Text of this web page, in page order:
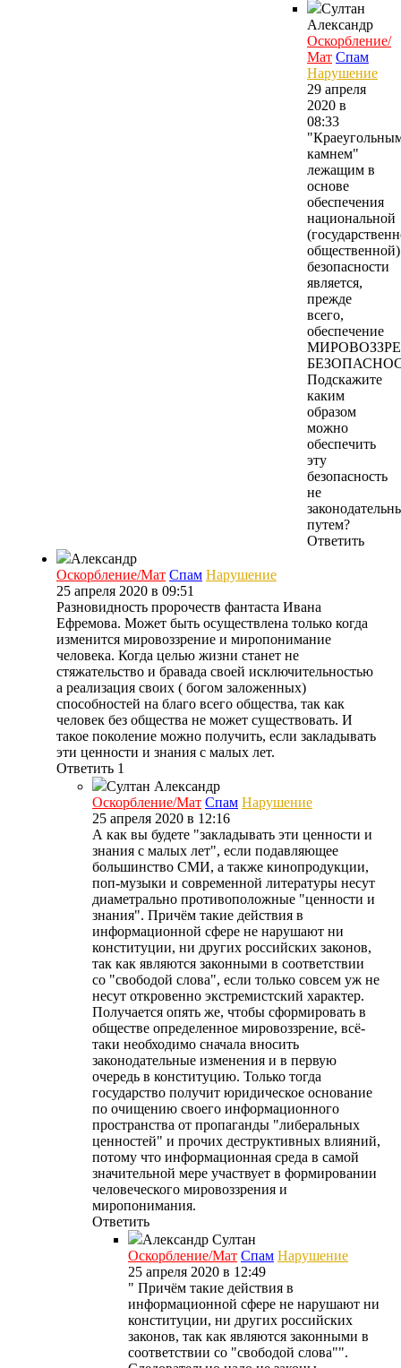
Султан
Александр
Оскорбление/
Мат Спам
Нарушение
29 апреля
2020 в
08:33
камнем"
лежащим в
основе
обеспечения
национальной
общественной)
безопасности
является,
прежде
всего,
обеспечение
Подскажите
каким
образом
можно
обеспечить
эту
безопасность
не
путем?
Ответить
Александр
Оскорбление/Мат Спам Нарушение
25 апреля 2020 в 09:51
Разновидность пророчеств фантаста Ивана
Ефремова. Может быть осуществлена только когда
изменится мировоззрение и миропонимание
человека. Когда целью жизни станет не
стяжательство и бравада своей исключительностью
а реализация своих ( богом заложенных)
способностей на благо всего общества, так как
человек без общества не может существовать. И
такое поколение можно получить, если закладывать
эти ценности и знания с малых лет.
Ответить 1
Султан Александр
Оскорбление/Мат Спам Нарушение
25 апреля 2020 в 12:16
А как вы будете "закладывать эти ценности и
знания с малых лет", если подавляющее
большинство СМИ, а также кинопродукции,
поп-музыки и современной литературы несут
диаметрально противоположные "ценности и
знания". Причём такие действия в
информационной сфере не нарушают ни
конституции, ни других российских законов,
так как являются законными в соответствии
со "свободой слова", если только совсем уж не
несут откровенно экстремистский характер.
Получается опять же, чтобы сформировать в
обществе определенное мировоззрение, всё-
таки необходимо сначала вносить
законодательные изменения и в первую
очередь в конституцию. Только тогда
государство получит юридическое основание
по очищению своего информационного
пространства от пропаганды "либеральных
ценностей" и прочих деструктивных влияний,
потому что информационная среда в самой
значительной мере участвует в формировании
человеческого мировоззрения и
миропонимания.
Ответить
Александр Султан
Оскорбление/Мат Спам Нарушение
25 апреля 2020 в 12:49
" Причём такие действия в
информационной сфере не нарушают ни
конституции, ни других российских
законов, так как являются законными в
соответствии со "свободой слова"".